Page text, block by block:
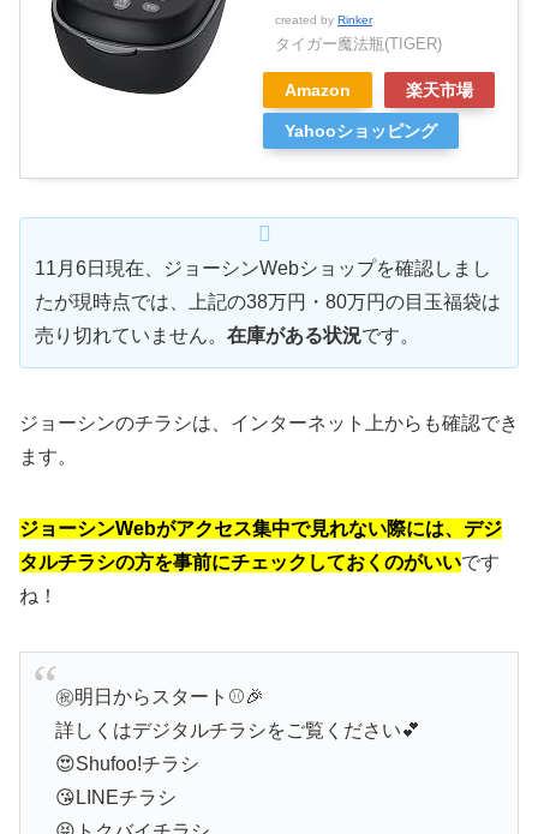
created by Rinker
タイガー魔法瓶(TIGER)
Amazon 楽天市場
Yahooショッピング
11月6日現在、ジョーシンWebショップを確認しまし
たが現時点では、上記の38万円・80万円の目玉福袋は
売り切れていません。 在庫がある状況です。
ジョーシンのチラシは、インターネット上からも確認でき
ます。
ジョーシンWebがアクセス集中で見れない際には、デジ
タルチラシの方を事前にチェックしておくのがいいです
ね！
㊗明日からスタート⚾🎉
詳しくはデジタルチラシをご覧ください💕
😍Shufoo!チラシ
😘LINEチラシ